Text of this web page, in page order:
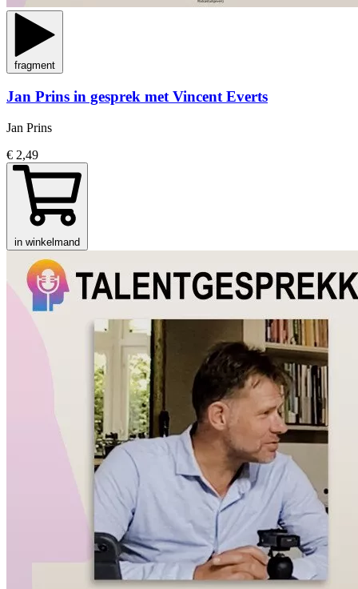
fragment
Jan Prins in gesprek met Vincent Everts
Jan Prins
€ 2,49
in winkelmand